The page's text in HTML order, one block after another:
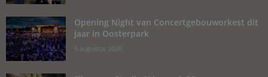
Opening Night van Concertgebouworkest dit
jaar in Oosterpark
6 augustus 2026